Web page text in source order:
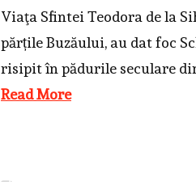
Viaţa Sfintei Teodora de la
părțile Buzăului, au dat foc
risipit în pădurile seculare
Read More